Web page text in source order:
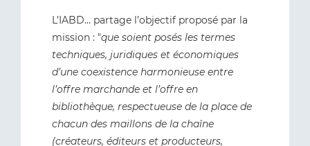
L’IABD… partage l’objectif proposé par la
mission : "que soient posés les termes
techniques, juridiques et économiques
d’une coexistence harmonieuse entre
l’offre marchande et l’offre en
bibliothèque, respectueuse de la place de
chacun des maillons de la chaîne
(créateurs, éditeurs et producteurs,